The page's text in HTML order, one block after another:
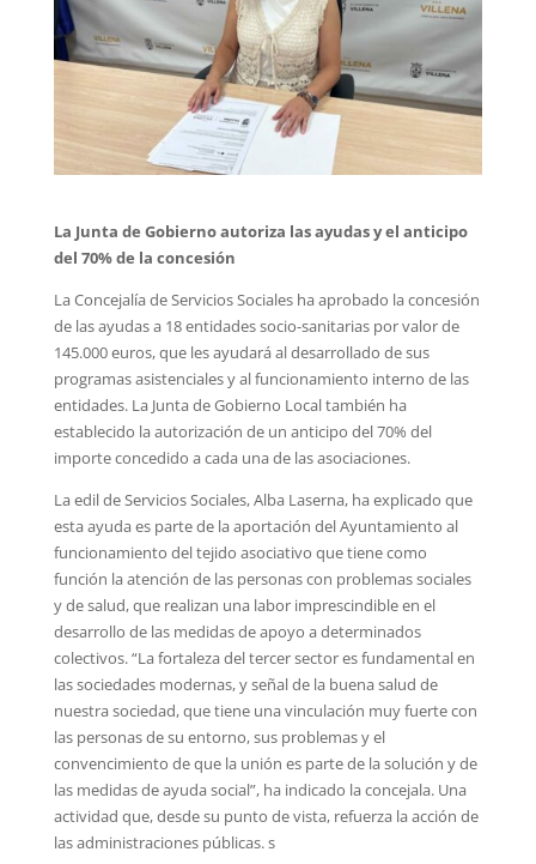
La Junta de Gobierno autoriza las ayudas y el anticipo
del 70% de la concesión
La Concejalía de Servicios Sociales ha aprobado la concesión
de las ayudas a 18 entidades socio-sanitarias por valor de
145.000 euros, que les ayudará al desarrollado de sus
programas asistenciales y al funcionamiento interno de las
entidades. La Junta de Gobierno Local también ha
establecido la autorización de un anticipo del 70% del
importe concedido a cada una de las asociaciones.
La edil de Servicios Sociales, Alba Laserna, ha explicado que
esta ayuda es parte de la aportación del Ayuntamiento al
funcionamiento del tejido asociativo que tiene como
función la atención de las personas con problemas sociales
y de salud, que realizan una labor imprescindible en el
desarrollo de las medidas de apoyo a determinados
colectivos. “La fortaleza del tercer sector es fundamental en
las sociedades modernas, y señal de la buena salud de
nuestra sociedad, que tiene una vinculación muy fuerte con
las personas de su entorno, sus problemas y el
convencimiento de que la unión es parte de la solución y de
las medidas de ayuda social”, ha indicado la concejala. Una
actividad que, desde su punto de vista, refuerza la acción de
las administraciones públicas. s